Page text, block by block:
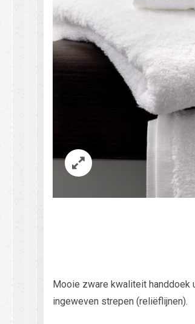
Mooie zware kwaliteit handdoek
ingeweven strepen (reliëflijnen).